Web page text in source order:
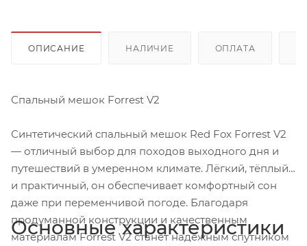
ОПИСАНИЕ НАЛИЧИЕ ОПЛАТА
Спальный мешок Forrest V2
Синтетический спальный мешок Red Fox Forrest V2
— отличный выбор для походов выходного дня и
путешествий в умеренном климате. Лёгкий, тёплый
и практичный, он обеспечивает комфортный сон
даже при переменчивой погоде. Благодаря
продуманной конструкции и качественным
материалам Forrest V2 станет надёжным спутником
Основные характеристики